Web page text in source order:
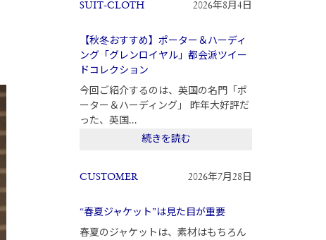
SUIT-CLOTH 2026年8月4日
【秋冬おすすめ】ポーター＆ハーディ
ング「グレンロイヤル」都会派ツイー
ドコレクション
今回ご紹介するのは、英国の名門「ポ
ーター＆ハーディング」 昨年大好評だ
った、英国...
続きを読む
CUSTOMER 2026年7月28日
“春夏ジャケット”は見た目が重要
春夏のジャケットは、素材はもちろん